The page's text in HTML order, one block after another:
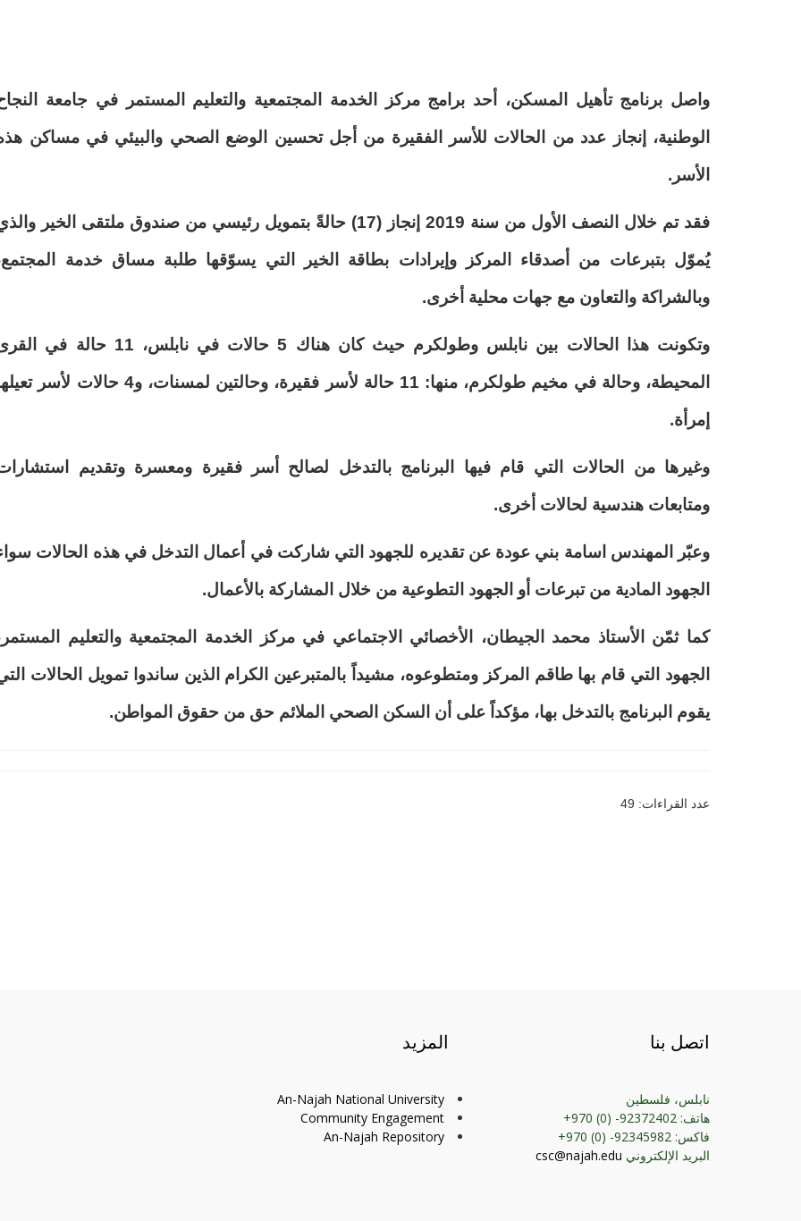
واصل برنامج تأهيل المسكن، أحد برامج مركز الخدمة المجتمعية ‏والتعليم المستمر في جامعة
الوطنية، إنجاز عدد من الحالات ‏للأسر الفقيرة من أجل تحسين الوضع الصحي والبيئي في مساكن
الأسر. ‏
فقد تم خلال النصف الأول من سنة 2019 إنجاز (17) حالةً بتمويل ‏رئيسي من صندوق ملتقى الخير
يُموّل بتبرعات من أصدقاء ‏المركز وإيرادات بطاقة الخير التي يسوّقها طلبة مساق خدمة
وبالشراكة والتعاون مع جهات محلية أخرى.‏
وتكونت هذا الحالات بين نابلس وطولكرم حيث كان هناك 5 حالات ‏في نابلس، 11 حالة في
المحيطة، وحالة في مخيم طولكرم، ‏منها: 11 حالة لأسر فقيرة، وحالتين لمسنات، و4 حالات لأسر
‏إمرأة.‏
وغيرها من الحالات التي قام فيها البرنامج بالتدخل لصالح أسر فقيرة ‏ومعسرة وتقديم
ومتابعات هندسية لحالات أخرى.‏
وعبّر المهندس اسامة بني عودة عن تقديره للجهود التي شاركت ‏في أعمال التدخل في هذه الحالات
الجهود المادية من تبرعات ‏أو الجهود التطوعية من خلال المشاركة بالأعمال.‏
كما ثمّن الأستاذ محمد الجيطان، الأخصائي الاجتماعي في مركز ‏الخدمة المجتمعية والتعليم
الجهود التي قام بها طاقم ‏المركز ومتطوعوه، مشيداً بالمتبرعين الكرام الذين ساندوا تمويل ‏الحالات
يقوم البرنامج بالتدخل بها، مؤكداً على أن السكن ‏الصحي الملائم حق من حقوق المواطن. ‏
عدد القراءات: 49
اتصل بنا
نابلس، فلسطين
هاتف: 92372402- (0) 970+
فاكس: 92345982- (0) 970+
البريد الإلكتروني csc@najah.edu
المزيد
An-Najah National University
Community Engagement
An-Najah Repository